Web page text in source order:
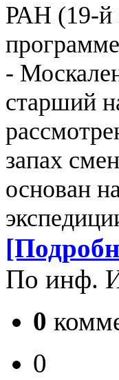
РАН (19-й
-
старший
запах
основан
По инф.
0
0